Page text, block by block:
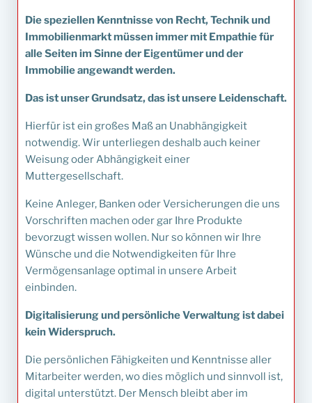
Die speziellen Kenntnisse von Recht, Technik und
Immobilienmarkt müssen immer mit Empathie für
alle Seiten im Sinne der Eigentümer und der
Immobilie angewandt werden.
Das ist unser Grundsatz, das ist unsere Leidenschaft.
Hierfür ist ein großes Maß an Unabhängigkeit
notwendig. Wir unterliegen deshalb auch keiner
Weisung oder Abhängigkeit einer
Muttergesellschaft.
Keine Anleger, Banken oder Versicherungen die uns
Vorschriften machen oder gar Ihre Produkte
bevorzugt wissen wollen. Nur so können wir Ihre
Wünsche und die Notwendigkeiten für Ihre
Vermögensanlage optimal in unsere Arbeit
einbinden.
Digitalisierung und persönliche Verwaltung ist dabei
kein Widerspruch.
Die persönlichen Fähigkeiten und Kenntnisse aller
Mitarbeiter werden, wo dies möglich und sinnvoll ist,
digital unterstützt. Der Mensch bleibt aber im